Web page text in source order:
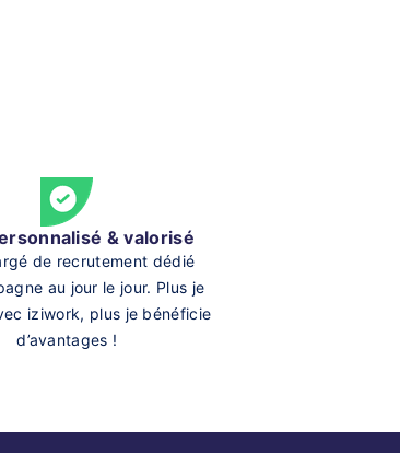
& valorisé
de recrutement dédié
au jour le jour. Plus je
iziwork, plus je bénéficie
d’avantages !